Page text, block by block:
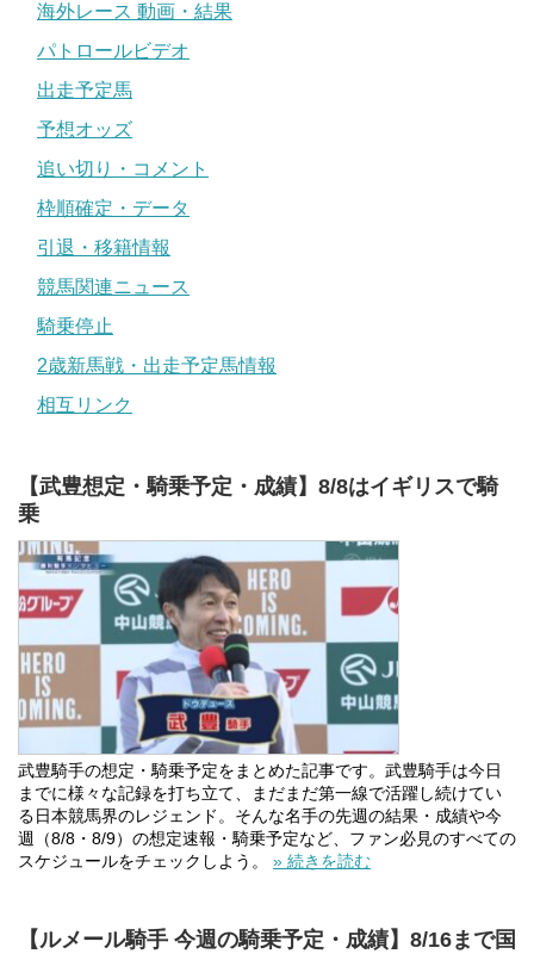
海外レース 動画・結果
パトロールビデオ
出走予定馬
予想オッズ
追い切り・コメント
枠順確定・データ
引退・移籍情報
競馬関連ニュース
騎乗停止
2歳新馬戦・出走予定馬情報
相互リンク
【武豊想定・騎乗予定・成績】8/8はイギリスで騎
乗
武豊騎手の想定・騎乗予定をまとめた記事です。武豊騎手は今日
までに様々な記録を打ち立て、まだまだ第一線で活躍し続けてい
る日本競馬界のレジェンド。そんな名手の先週の結果・成績や今
週（8/8・8/9）の想定速報・騎乗予定など、ファン必見のすべての
スケジュールをチェックしよう。 » 続きを読む
【ルメール騎手 今週の騎乗予定・成績】8/16まで国